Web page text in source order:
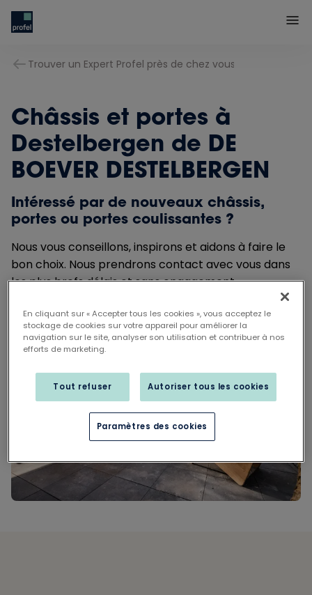
Trouver un Expert Profel près de chez vous
Châssis et portes à
Destelbergen de DE
BOEVER DESTELBERGEN
Intéressé par de nouveaux châssis,
portes ou portes coulissantes ?
Nous vous conseillons, inspirons et aidons à faire le
bon choix. Nous prendrons contact avec vous dans
les plus brefs délais et sans engagement.
En cliquant sur « Accepter tous les cookies », vous acceptez le
stockage de cookies sur votre appareil pour améliorer la
navigation sur le site, analyser son utilisation et contribuer à nos
efforts de marketing.
Tout refuser Autoriser tous les cookies
Paramètres des cookies